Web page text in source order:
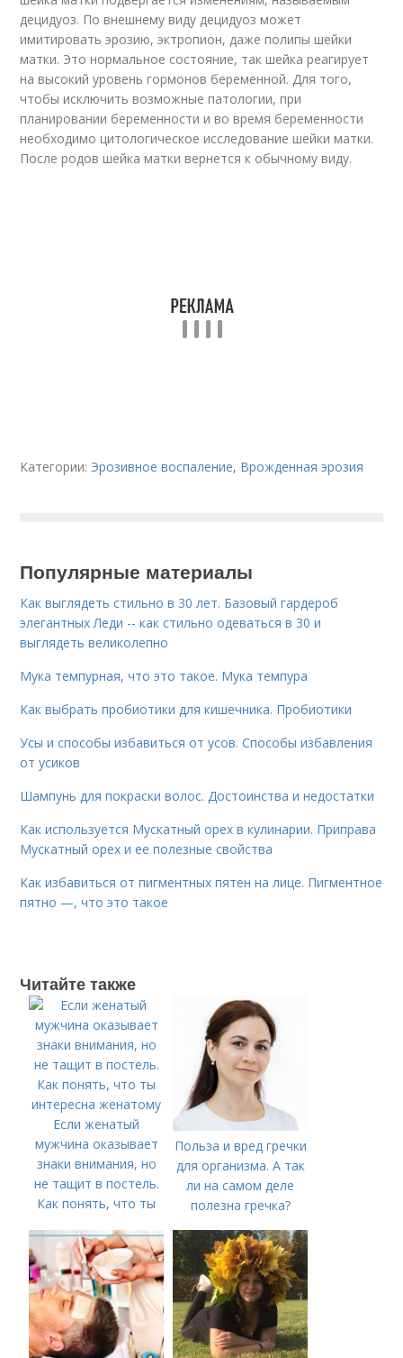
децидуоз. По внешнему виду децидуоз может
имитировать эрозию, эктропион, даже полипы шейки
матки. Это нормальное состояние, так шейка реагирует
на высокий уровень гормонов беременной. Для того,
чтобы исключить возможные патологии, при
планировании беременности и во время беременности
необходимо цитологическое исследование шейки матки.
После родов шейка матки вернется к обычному виду.
Категории: Эрозивное воспаление, Врожденная эрозия
Популярные материалы
Как выглядеть стильно в 30 лет. Базовый гардероб
элегантных Леди -- как стильно одеваться в 30 и
выглядеть великолепно
Мука темпурная, что это такое. Мука темпура
Как выбрать пробиотики для кишечника. Пробиотики
Усы и способы избавиться от усов. Способы избавления
от усиков
Шампунь для покраски волос. Достоинства и недостатки
Как используется Мускатный орех в кулинарии. Приправа
Мускатный орех и ее полезные свойства
Как избавиться от пигментных пятен на лице. Пигментное
пятно —, что это такое
Читайте также
Если женатый
мужчина оказывает
знаки внимания, но
не тащит в постель.
Как понять, что ты
Польза и вред гречки
для организма. А так
ли на самом деле
полезна гречка?